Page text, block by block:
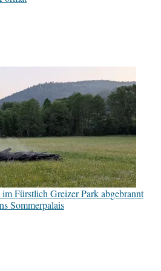
Fürstlich Greizer Park abgebrannt
Sommerpalais